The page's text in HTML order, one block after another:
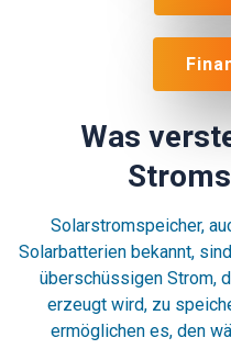
Was
Solarstromspeicher,
Solarbatterien bekannt,
überschüssigen Strom,
erzeugt wird, zu
ermöglichen es, den